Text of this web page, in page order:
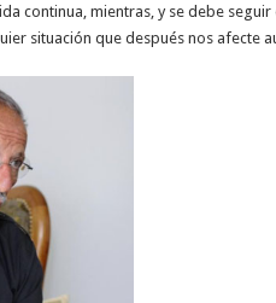
continua, mientras, y se debe
situación que después nos afecte